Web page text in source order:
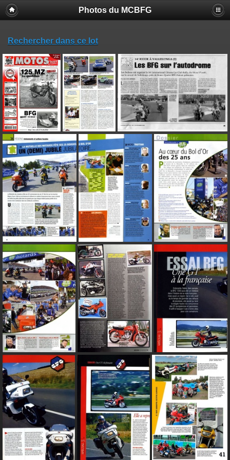
Photos du MCBFG
Rechercher dans ce lot